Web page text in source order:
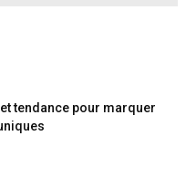
tendance pour marquer